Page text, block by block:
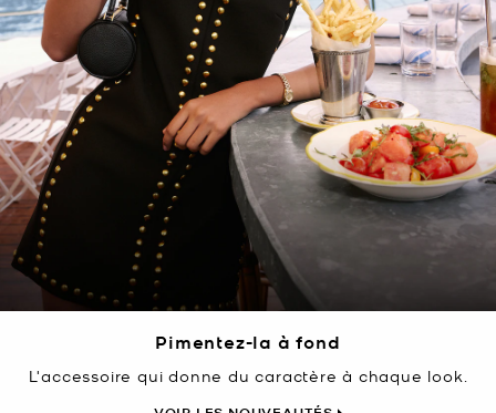
Pimentez-la à fond
L'accessoire qui donne du caractère à chaque look.